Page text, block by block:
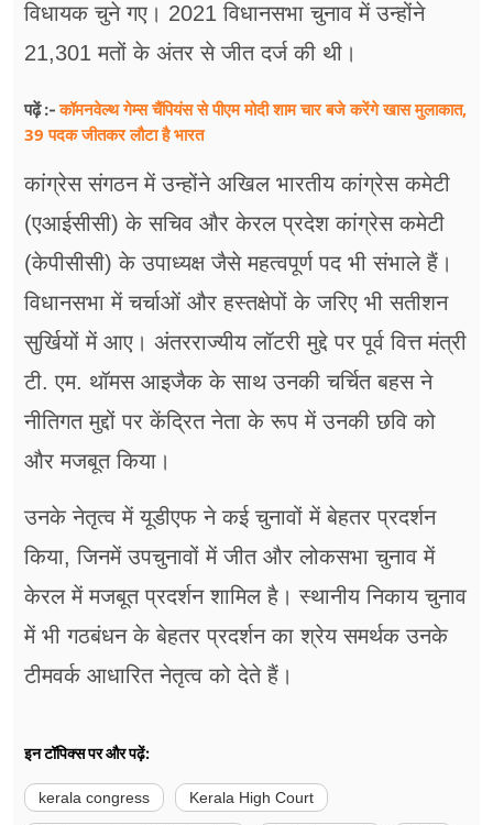
विधायक चुने गए। 2021 विधानसभा चुनाव में उन्होंने
21,301 मतों के अंतर से जीत दर्ज की थी।
पढ़ें :-कॉमनवेल्थ गेम्स चैंपियंस से पीएम मोदी शाम चार बजे करेंगे खास मुलाकात,
39 पदक जीतकर लौटा है भारत
कांग्रेस संगठन में उन्होंने अखिल भारतीय कांग्रेस कमेटी
(एआईसीसी) के सचिव और केरल प्रदेश कांग्रेस कमेटी
(केपीसीसी) के उपाध्यक्ष जैसे महत्वपूर्ण पद भी संभाले हैं।
विधानसभा में चर्चाओं और हस्तक्षेपों के जरिए भी सतीशन
सुर्खियों में आए। अंतरराज्यीय लॉटरी मुद्दे पर पूर्व वित्त मंत्री
टी. एम. थॉमस आइजैक के साथ उनकी चर्चित बहस ने
नीतिगत मुद्दों पर केंद्रित नेता के रूप में उनकी छवि को
और मजबूत किया।
उनके नेतृत्व में यूडीएफ ने कई चुनावों में बेहतर प्रदर्शन
किया, जिनमें उपचुनावों में जीत और लोकसभा चुनाव में
केरल में मजबूत प्रदर्शन शामिल है। स्थानीय निकाय चुनाव
में भी गठबंधन के बेहतर प्रदर्शन का श्रेय समर्थक उनके
टीमवर्क आधारित नेतृत्व को देते हैं।
इन टॉपिक्स पर और पढ़ें:
kerala congress Kerala High Court